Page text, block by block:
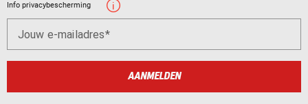
Info privacybescherming
Jouw e-mailadres
AANMELDEN